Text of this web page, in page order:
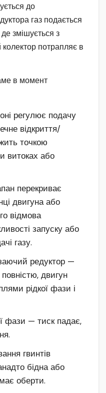
до
газ подається
змішується з
колектор потрапляє в
в момент
регулює подачу
відкриття/
точкою
витоках або
перекриває
двигуна або
відмова
запуску або
газу.
редуктор —
двигун
рідкої фази і
фази — тиск падає,
гвинтів
бідна або
оберти.